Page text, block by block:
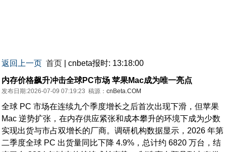
返回上一页 首页 | cnbeta报时: 13:18:00
内存价格飙升冲击全球PC市场 苹果Mac成为唯一亮点
发布日期:2026-07-09 07:19:23 稿源： cnBeta.COM
全球 PC 市场在连续九个季度增长之后首次出现下滑，但苹果
Mac 逆势扩张，在内存供应紧张和成本攀升的环境下成为少数
实现出货与市占双增长的厂商。调研机构数据显示，2026 年第
二季度全球 PC 出货量同比下降 4.9%，总计约 6820 万台，结